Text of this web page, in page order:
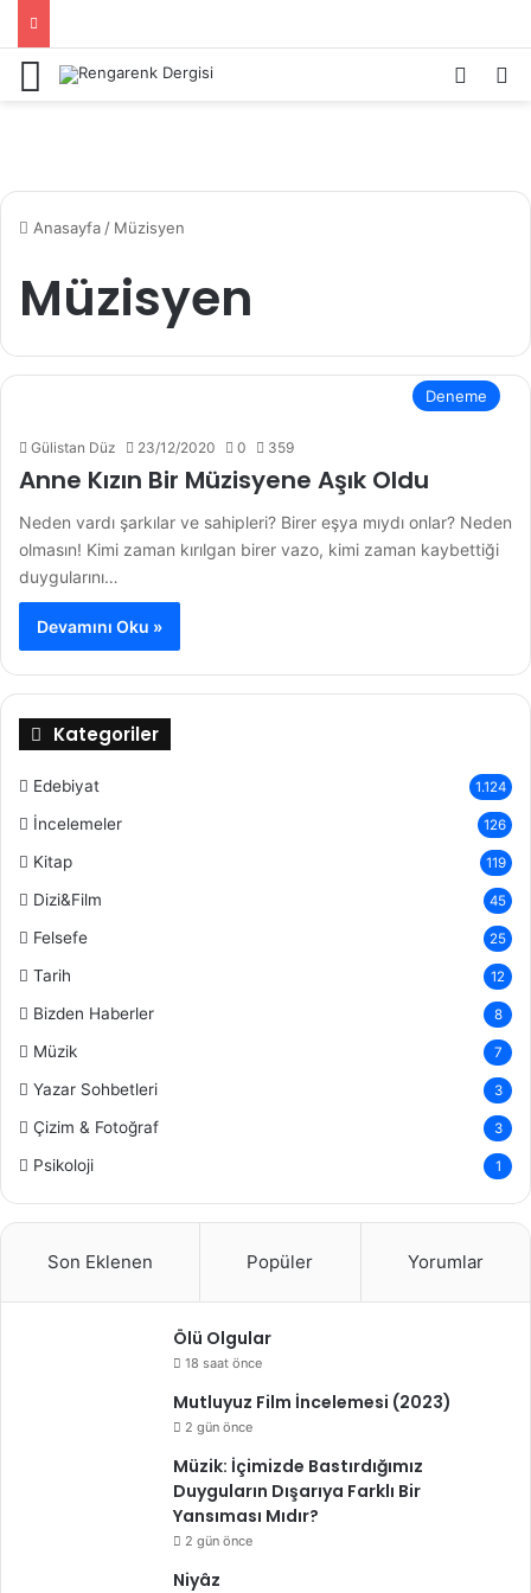
Menü Kayıt
Anasayfa / Müzisyen
Müzisyen
Deneme
Gülistan Düz 23/12/2020 0 359
Anne Kızın Bir Müzisyene Aşık Oldu
Neden vardı şarkılar ve sahipleri? Birer eşya mıydı onlar? Neden
olmasın! Kimi zaman kırılgan birer vazo, kimi zaman kaybettiği
duygularını…
Devamını Oku »
Kategoriler
Edebiyat 1.124
İncelemeler 126
Kitap 119
Dizi&Film 45
Felsefe 25
Tarih 12
Bizden Haberler 8
Müzik 7
Yazar Sohbetleri 3
Çizim & Fotoğraf 3
Psikoloji 1
Son Eklenen Popüler Yorumlar
Ölü Olgular
18 saat önce
Mutluyuz Film İncelemesi (2023)
2 gün önce
Müzik: İçimizde Bastırdığımız
Duyguların Dışarıya Farklı Bir
Yansıması Mıdır?
2 gün önce
Niyâz